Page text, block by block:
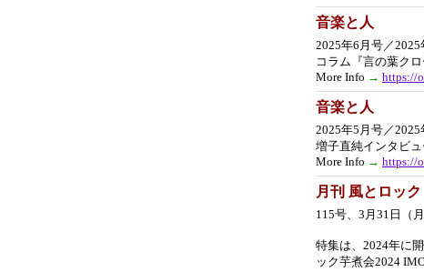
音楽と人
2025年6月号／2025
コラム『言の葉ク
More Info → https://
音楽と人
2025年5月号／2025
増子直純インタビ
More Info → https://
月刊 風とロック
115号、3月31日（
特集は、2024年に
ック芋煮会2024